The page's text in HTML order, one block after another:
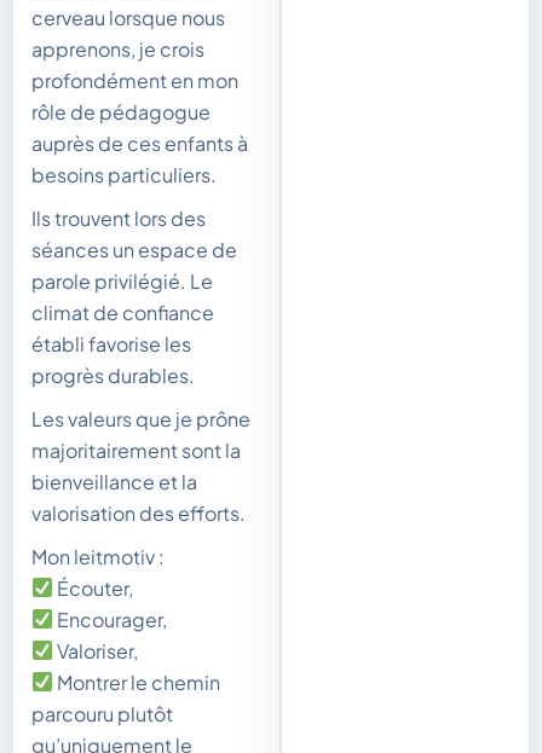
cerveau lorsque nous
apprenons, je crois
profondément en mon
rôle de pédagogue
auprès de ces enfants à
besoins particuliers.
Ils trouvent lors des
séances un espace de
parole privilégié. Le
climat de confiance
établi favorise les
progrès durables.
Les valeurs que je prône
majoritairement sont la
bienveillance et la
valorisation des efforts.
Mon leitmotiv :
Écouter,
Encourager,
Valoriser,
Montrer le chemin
parcouru plutôt
qu’uniquement le